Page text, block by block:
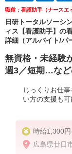
職種：看護助手（ナースエ
日研トータルソーシ
ィス【看護助手】の
詳細（アルバイト/パ
無資格・未経
週3／短期…など
じっくりお仕
い方の支援も可
時給1,300円
★週払いOK
広島県廿日